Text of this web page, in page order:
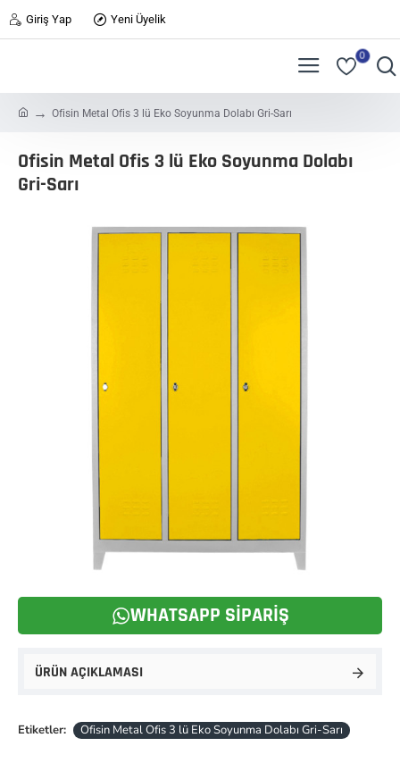
Giriş Yap Yeni Üyelik
0
e
Ofisin Metal Ofis 3 lü Eko Soyunma Dolabı Gri-Sarı
Ofisin Metal Ofis 3 lü Eko Soyunma Dolabı
Gri-Sarı
WHATSAPP SIPARIŞ
ÜRÜN AÇIKLAMASI
Etiketler: Ofisin Metal Ofis 3 lü Eko Soyunma Dolabı Gri-Sarı